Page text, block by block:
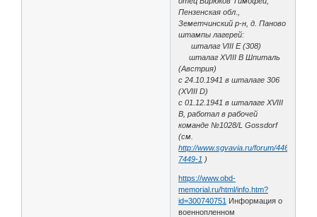
Пензенская обл.,
Земетчинский р-н, д. Паново
штампы лагерей:
шталаг VIII E (308)
шталаг XVIII B Шпиталь
(Австрия)
с 24.10.1941 в шталаге 306
(XVIII D)
с 01.12.1941 в шталаге XVIII
B, работал в рабочей
команде №1028/L Gossdorf
(см.
http://www.sgvavia.ru/forum/446-
7449-1 )
https://www.obd-
memorial.ru/html/info.htm?
id=300740751 Информация о
военнопленном